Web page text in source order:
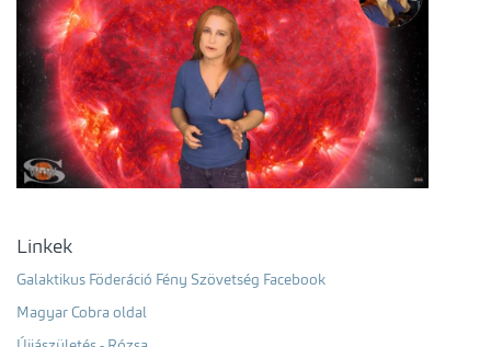
Linkek
Galaktikus Föderáció Fény Szövetség Facebook
Magyar Cobra oldal